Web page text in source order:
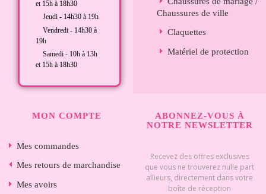
et 15h à 18h30
Jeudi - 14h30 à 19h
Vendredi - 14h30 à
19h
Samedi - 10h à 13h
et 15h à 18h30
Chaussures de ville
Claquettes
Matériel de protection
MON COMPTE
Mes commandes
Mes retours de marchandise
Mes avoirs
ABONNEZ-VOUS À
NOTRE NEWSLETTER
Recevez des offres exclusives
que vous ne trouverez nulle part
allieurs, directement dans votre
boîte de réception